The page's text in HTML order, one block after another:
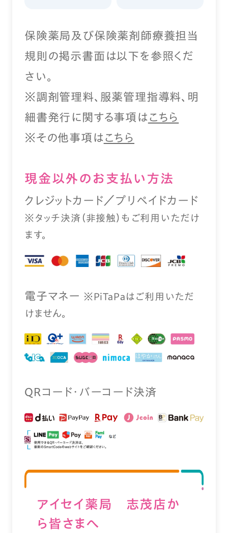
保険薬局及び保険薬剤師療養担当
規則の掲示書面は以下を参照くだ
さい。
※調剤管理料、服薬管理指導料、明
細書発行に関する事項は こちら
※その他事項は こちら
現⾦以外のお⽀払い⽅法
クレジットカード／プリペイドカード
※タッチ決済（⾮接触）もご利⽤いただけ
ます。
電⼦マネー ※PiTaPaはご利⽤いただ
けません。
QRコード・バーコード決済
アイセイ薬局 志茂店か
ら皆さまへ